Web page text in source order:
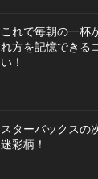
これで毎朝の一杯
れ方を記憶できる
い！
スターバックスの
迷彩柄！